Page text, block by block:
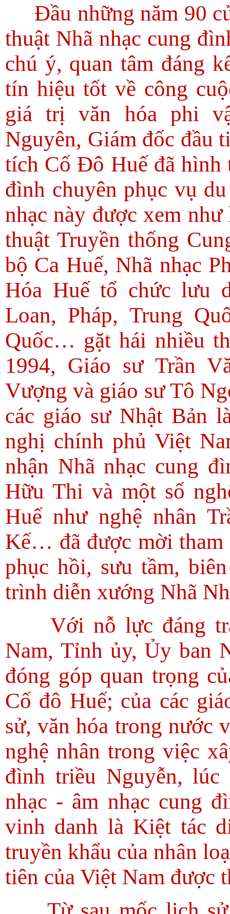
Đầu những năm 90
thuật Nhã nhạc cung
chú ý, quan tâm đáng
tín hiệu tốt về công
giá trị văn hóa phi
Nguyên, Giám đốc đầu
tích Cố Đô Huế đã hình
đình chuyên phục vụ
nhạc này được xem
thuật Truyền thống
bộ Ca Huế, Nhã nhạc
Hóa Huế tổ chức lưu
Loan, Pháp, Trung
Quốc… gặt hái nhiều
1994, Giáo sư Trần
Vượng và giáo sư Tô
các giáo sư Nhật Bản
nghị chính phủ Việt
nhận Nhã nhạc cung
Hữu Thi và một số
Huế như nghệ nhân
Kế… đã được mời tham
phục hồi, sưu tầm,
trình diễn xướng Nhã
Với nỗ lực đáng
Nam, Tỉnh ủy, Ủy ban
đóng góp quan trọng
Cố đô Huế; của các
sử, văn hóa trong nước
nghệ nhân trong việc
đình triều Nguyễn, lúc
nhạc - âm nhạc cung
vinh danh là Kiệt tác
truyền khẩu của nhân
tiên của Việt Nam được